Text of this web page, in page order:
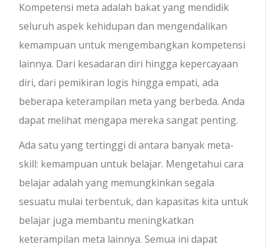
Kompetensi meta adalah bakat yang mendidik
seluruh aspek kehidupan dan mengendalikan
kemampuan untuk mengembangkan kompetensi
lainnya. Dari kesadaran diri hingga kepercayaan
diri, dari pemikiran logis hingga empati, ada
beberapa keterampilan meta yang berbeda. Anda
dapat melihat mengapa mereka sangat penting.
Ada satu yang tertinggi di antara banyak meta-
skill: kemampuan untuk belajar. Mengetahui cara
belajar adalah yang memungkinkan segala
sesuatu mulai terbentuk, dan kapasitas kita untuk
belajar juga membantu meningkatkan
keterampilan meta lainnya. Semua ini dapat